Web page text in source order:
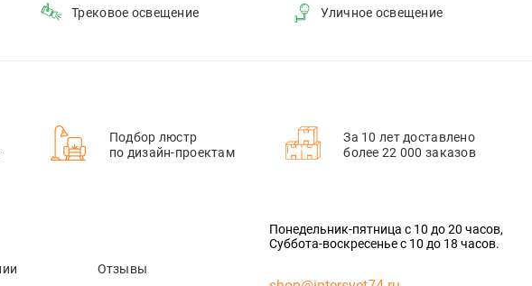
Трековое освещение Уличное освещение
Подбор люстр
по дизайн-проектам
За 10 лет доставлено
более 22 000 заказов
Отзывы
Понедельник-пятница с 10 до 20 часов,
Суббота-воскресенье с 10 до 18 часов.